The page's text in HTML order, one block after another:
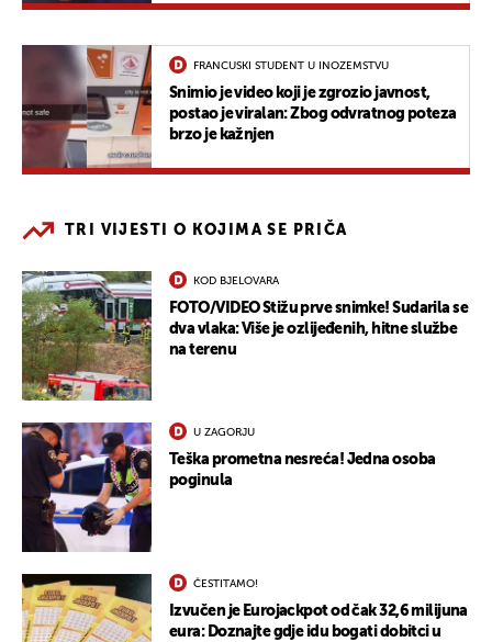
FRANCUSKI STUDENT U INOZEMSTVU
Snimio je video koji je zgrozio javnost,
postao je viralan: Zbog odvratnog poteza
brzo je kažnjen
TRI VIJESTI O KOJIMA SE PRIČA
KOD BJELOVARA
FOTO/VIDEO Stižu prve snimke! Sudarila se
dva vlaka: Više je ozlijeđenih, hitne službe
na terenu
U ZAGORJU
Teška prometna nesreća! Jedna osoba
poginula
ČESTITAMO!
Izvučen je Eurojackpot od čak 32,6 milijuna
eura: Doznajte gdje idu bogati dobitci u